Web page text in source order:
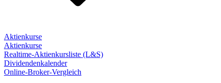
Aktienkurse
Aktienkurse
Realtime-Aktienkursliste (L&S)
Dividendenkalender
Online-Broker-Vergleich